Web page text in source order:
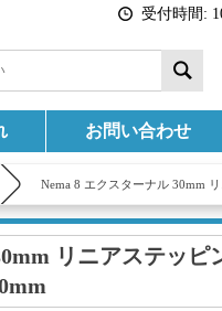
受付時間:
お問い合わせ
Nema 8 エクスターナル 30mm
リニアステッピ